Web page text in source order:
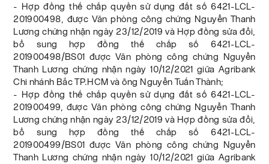
- Hợp đồng thế chấp quyền sử dụng đất số 6421-LCL-
201900498, được Văn phòng công chứng Nguyễn Thanh
Lương chứng nhận ngày 23/12/2019 và Hợp đồng sửa đổi,
bổ sung hợp đồng thế chấp số 6421-LCL-
201900498/BS01 được Văn phòng công chứng Nguyễn
Thanh Lương chứng nhận ngày 10/12/2021 giữa Agribank
Chi nhánh Bắc TP.HCM và ông Nguyễn Tuấn Thành;
- Hợp đồng thế chấp quyền sử dụng đất số 6421-LCL-
201900499, được Văn phòng công chứng Nguyễn Thanh
Lương chứng nhận ngày 23/12/2019 và Hợp đồng sửa đổi,
bổ sung hợp đồng thế chấp số 6421-LCL-
201900499/BS01 được Văn phòng công chứng Nguyễn
Thanh Lương chứng nhận ngày 10/12/2021 giữa Agribank